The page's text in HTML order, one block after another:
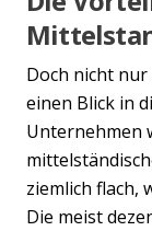
Doch nicht
einen Blick in
Unternehmen
ziemlich flach,
Die meist